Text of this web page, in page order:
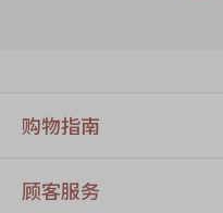
购物指南
顾客服务